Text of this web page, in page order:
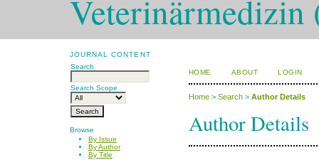
Veterinärmedizin
JOURNAL CONTENT
Search
Search Scope
Browse
By Issue
By Author
By Title
HOME ABOUT LOGIN
Home> Search> Author Details
Author Details